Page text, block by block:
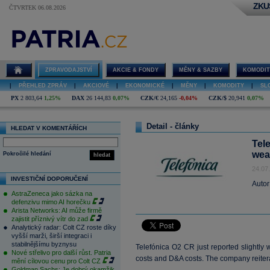
ČTVRTEK 06.08.2026
ZPRAVODAJSTVÍ AKCIE & FONDY MĚNY & SAZBY
PŘEHLED ZPRÁV AKCIOVÉ EKONOMICKÉ MĚNY KOMODITY
PX 2 803,64 1,25% DAX 26 144,83 0,07% CZK/€ 24,165 -0,04% CZK/$ 20,941 0,07%
HLEDAT V KOMENTÁŘÍCH
hledat
Pokročilé hledání
INVESTIČNÍ DOPORUČENÍ
AstraZeneca jako sázka na
defenzivu mimo AI horečku
Arista Networks: AI může firmě
zajistit příznivý vítr do zad
Analytický radar: Colt CZ roste díky
vyšší marži, širší integraci i
stabilnějšímu byznysu
Nové střelivo pro další růst. Patria
mění cílovou cenu pro Colt CZ
Detail - články
Telefónica O2 CR just reported slightly
costs and D&A costs. The company